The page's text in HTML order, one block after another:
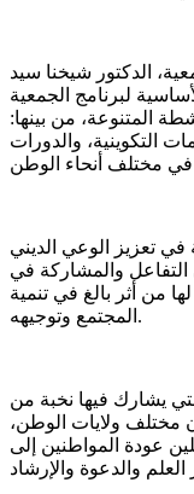
الدكتور شيخنا سيد
لبرنامج الجمعية
المتنوعة، من بينها:
التكوينية، والدورات
في تعزيز الوعي الديني
التفاعل والمشاركة في
من أثر بالغ في تنمية
المجتمع وتوجيهه.
يشارك فيها نخبة من
مختلف ولايات الوطن،
عودة المواطنين إلى